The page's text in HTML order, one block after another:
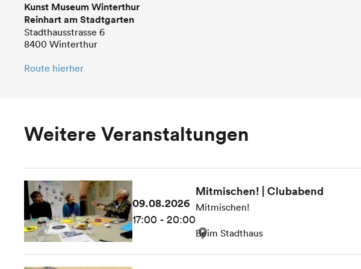
Kunst Museum Winterthur
Reinhart am Stadtgarten
Stadthausstrasse 6
8400 Winterthur
Route hierher
Weitere Veranstaltungen
09.08.2026
17:00 - 20:00
Mitmischen! | Clubabend
Mitmischen!
Beim Stadthaus